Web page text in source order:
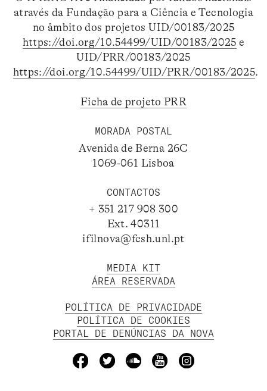
através da Fundação para a Ciência e Tecnologia
no âmbito dos projetos UID/00183/2025
https://doi.org/10.54499/UID/00183/2025 e
UID/PRR/00183/2025
https://doi.org/10.54499/UID/PRR/00183/2025.
Ficha de projeto PRR
MORADA POSTAL
Avenida de Berna 26C
1069-061 Lisboa
CONTACTOS
+ 351 217 908 300
Ext. 40311
ifilnova@fcsh.unl.pt
MEDIA KIT
ÁREA RESERVADA
POLÍTICA DE PRIVACIDADE
POLÍTICA DE COOKIES
PORTAL DE DENÚNCIAS DA NOVA